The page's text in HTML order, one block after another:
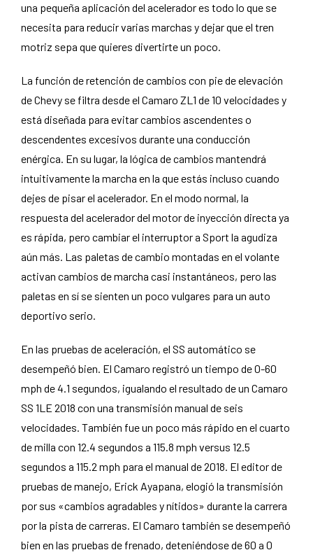
una pequeña aplicación del acelerador es todo lo que se
necesita para reducir varias marchas y dejar que el tren
motriz sepa que quieres divertirte un poco.
La función de retención de cambios con pie de elevación
de Chevy se filtra desde el Camaro ZL1 de 10 velocidades y
está diseñada para evitar cambios ascendentes o
descendentes excesivos durante una conducción
enérgica. En su lugar, la lógica de cambios mantendrá
intuitivamente la marcha en la que estás incluso cuando
dejes de pisar el acelerador. En el modo normal, la
respuesta del acelerador del motor de inyección directa ya
es rápida, pero cambiar el interruptor a Sport la agudiza
aún más. Las paletas de cambio montadas en el volante
activan cambios de marcha casi instantáneos, pero las
paletas en sí se sienten un poco vulgares para un auto
deportivo serio.
En las pruebas de aceleración, el SS automático se
desempeñó bien. El Camaro registró un tiempo de 0-60
mph de 4.1 segundos, igualando el resultado de un Camaro
SS 1LE 2018 con una transmisión manual de seis
velocidades. También fue un poco más rápido en el cuarto
de milla con 12.4 segundos a 115.8 mph versus 12.5
segundos a 115.2 mph para el manual de 2018. El editor de
pruebas de manejo, Erick Ayapana, elogió la transmisión
por sus «cambios agradables y nítidos» durante la carrera
por la pista de carreras. El Camaro también se desempeñó
bien en las pruebas de frenado, deteniéndose de 60 a 0